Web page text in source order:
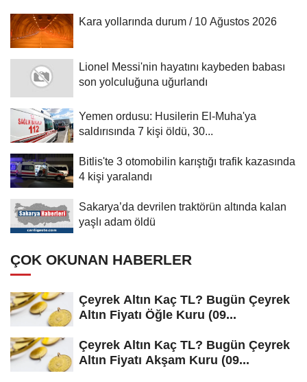
Kara yollarında durum / 10 Ağustos 2026
Lionel Messi'nin hayatını kaybeden babası
son yolculuğuna uğurlandı
Yemen ordusu: Husilerin El-Muha'ya
saldırısında 7 kişi öldü, 30...
Bitlis'te 3 otomobilin karıştığı trafik kazasında
4 kişi yaralandı
Sakarya’da devrilen traktörün altında kalan
yaşlı adam öldü
ÇOK OKUNAN HABERLER
Çeyrek Altın Kaç TL? Bugün Çeyrek
Altın Fiyatı Öğle Kuru (09...
Çeyrek Altın Kaç TL? Bugün Çeyrek
Altın Fiyatı Akşam Kuru (09...